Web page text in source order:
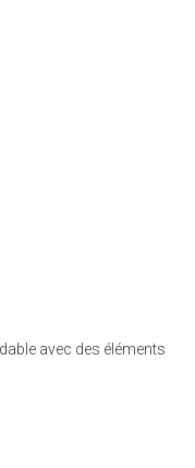
avec des éléments